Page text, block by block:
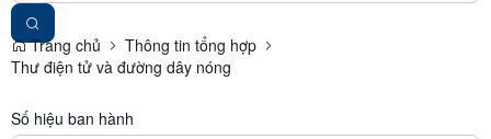
Trang chủ
Thông tin tổng hợp
Thư điện tử và đường dây nóng
Số hiệu ban hành